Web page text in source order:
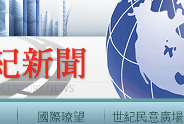
國際暸望 世紀民意廣場